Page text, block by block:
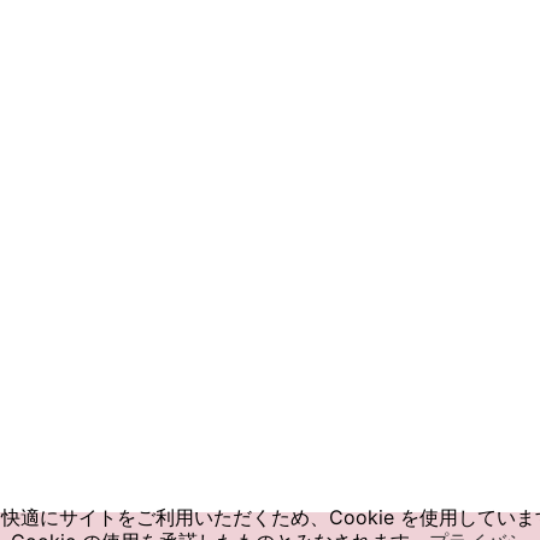
適にサイトをご利用いただくため、Cookie を使用していま